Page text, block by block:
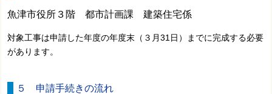
魚津市役所３階 都市計画課 建築住宅係
対象工事は申請した年度の年度末（３月31日）までに完成する必要
があります。
５ 申請手続きの流れ